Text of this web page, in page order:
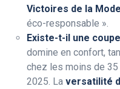
Victoires de la
éco-responsable ».
Existe-t-il une
domine en confort,
chez les moins de 35
2025. La versatilité